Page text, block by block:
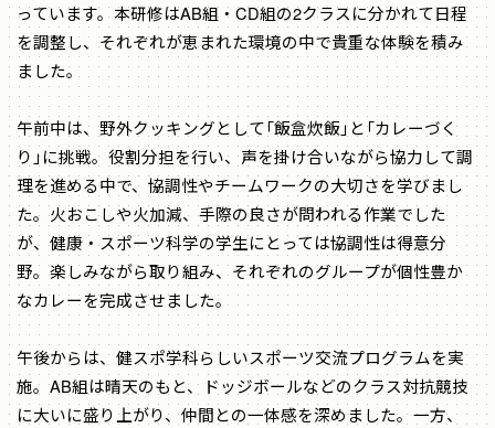
っています。本研修はAB組・CD組の2クラスに分かれて日程
を調整し、それぞれが恵まれた環境の中で貴重な体験を積み
ました。
午前中は、野外クッキングとして「飯盒炊飯」と「カレーづく
り」に挑戦。役割分担を行い、声を掛け合いながら協力して調
理を進める中で、協調性やチームワークの大切さを学びまし
た。火おこしや火加減、手際の良さが問われる作業でした
が、健康・スポーツ科学の学生にとっては協調性は得意分
野。楽しみながら取り組み、それぞれのグループが個性豊か
なカレーを完成させました。
午後からは、健スポ学科らしいスポーツ交流プログラムを実
施。AB組は晴天のもと、ドッジボールなどのクラス対抗競技
に大いに盛り上がり、仲間との一体感を深めました。一方、